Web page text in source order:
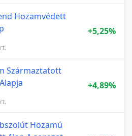
Hozamvédett
+5,25%
Származtatott
+4,89%
Hozamú